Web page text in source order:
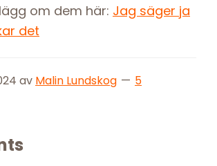
om dem här: Jag säger ja
det
av Malin Lundskog
5